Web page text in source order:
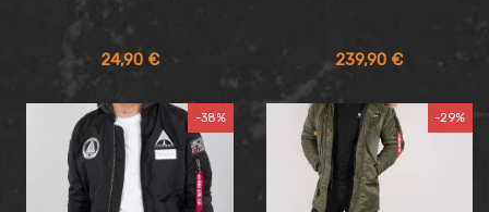
24,90 € 239,90 €
-38% -29%